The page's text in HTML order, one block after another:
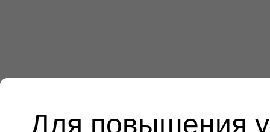
Для повышения